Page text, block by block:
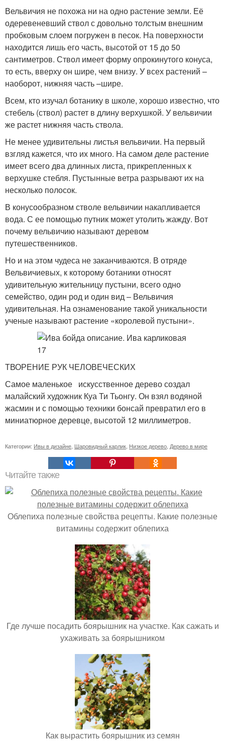
Вельвичия не похожа ни на одно растение земли. Её
одеревеневший ствол с довольно толстым внешним
пробковым слоем погружен в песок. На поверхности
находится лишь его часть, высотой от 15 до 50
сантиметров. Ствол имеет форму опрокинутого конуса,
то есть, вверху он шире, чем внизу. У всех растений –
наоборот, нижняя часть –шире.
Всем, кто изучал ботанику в школе, хорошо известно, что
стебель (ствол) растет в длину верхушкой. У вельвичии
же растет нижняя часть ствола.
Не менее удивительны листья вельвичии. На первый
взгляд кажется, что их много. На самом деле растение
имеет всего два длинных листа, прикрепленных к
верхушке стебля. Пустынные ветра разрывают их на
несколько полосок.
В конусообразном стволе вельвичии накапливается
вода. С ее помощью путник может утолить жажду. Вот
почему вельвичию называют деревом
путешественников.
Но и на этом чудеса не заканчиваются. В отряде
Вельвичиевых, к которому ботаники относят
удивительную жительницу пустыни, всего одно
семейство, один род и один вид – Вельвичия
удивительная. На ознаменование такой уникальности
ученые называют растение «королевой пустыни».
ТВОРЕНИЕ РУК ЧЕЛОВЕЧЕСКИХ
Самое маленькое искусственное дерево создал
малайский художник Куа Ти Тьонгу. Он взял водяной
жасмин и с помощью техники бонсай превратил его в
миниатюрное деревце, высотой 12 миллиметров.
Категории: Ивы в дизайне Шаровидный карлик Низкое дерево Дерево в мире
Читайте также
Облепиха полезные свойства рецепты. Какие полезные
витамины содержит облепиха
Где лучше посадить боярышник на участке. Как сажать и
ухаживать за боярышником
Как вырастить боярышник из семян